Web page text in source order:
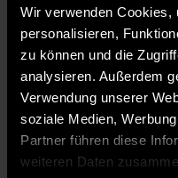
Wir verwenden Cookies,
personalisieren,
zu können und die
analysieren. Außerdem
Verwendung unserer
soziale Medien,
Partner führen diese
weiteren Daten
FORSCHUNGSBERICHT